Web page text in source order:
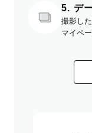
5. デ
撮影し
マイペ